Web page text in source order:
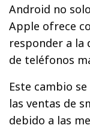
Android no
Apple ofrece
responder a la
de teléfonos
Este cambio
las ventas de
debido a las